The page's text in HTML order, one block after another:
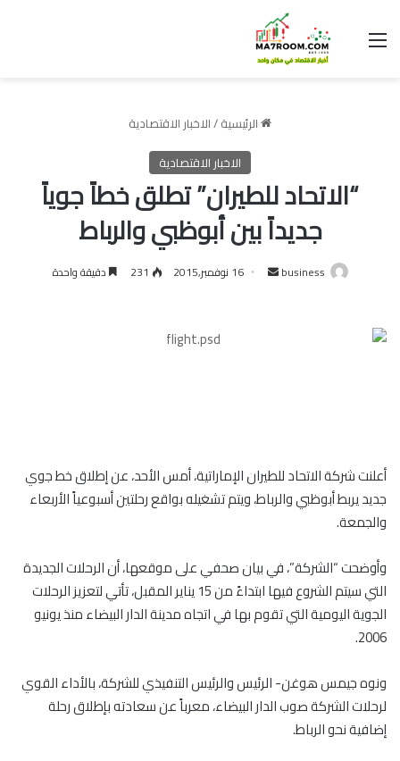
القائمة
الرئيسية/الاخبار الاقتصادية
الاخبار الاقتصادية
“الاتحاد للطيران” تطلق خطاً جوياً
جديداً بين أبوظبي والرباط
business
أرسل 16 نوفمبر,2015 231 دقيقة واحدة
أعلنت شركة الاتحاد للطيران الإماراتية، أمس الأحد، عن إطلاق خط جوي
جديد يربط أبوظبي والرباط، ويتم تشغيله بواقع رحلتين أسبوعياً الأربعاء
والجمعة.
وأوضحت “الشركة”، في بيان صحفي على موقعها، أن الرحلات الجديدة
التي سيتم الشروع فيها ابتداءً من 15 يناير المقبل، تأتي لتعزيز الرحلات
الجوية اليومية التي تقوم بها في اتجاه مدينة الدار البيضاء منذ يونيو
2006.
ونوه جيمس هوغن- الرئيس والرئيس التنفيذي للشركة، بالأداء القوي
لرحلات الشركة صوب الدار البيضاء، معرباً عن سعادته بإطلاق رحلة
إضافية نحو الرباط.